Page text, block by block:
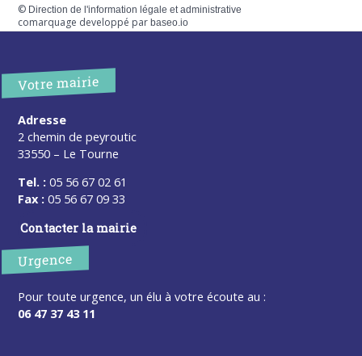
© Direction de l'information légale et administrative
comarquage developpé parbaseo.io
Votre mairie
Adresse
2 chemin de peyroutic
33550 – Le Tourne
Tel. : 05 56 67 02 61
Fax : 05 56 67 09 33
Contacter la mairie
Urgence
Pour toute urgence, un élu à votre écoute au :
06 47 37 43 11